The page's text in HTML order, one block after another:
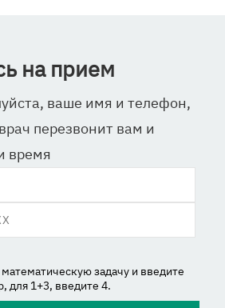
на прием
ваше имя и телефон,
перезвонит вам и
время
задачу и введите
для 1+3, введите 4.